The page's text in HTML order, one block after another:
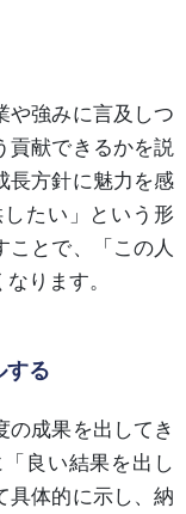
や強みに言及しつ
貢献できるかを説
長方針に魅力を感
たい」という形
ことで、「この人
ります。
する
の成果を出してき
良い結果を出し
具体的に示し、納